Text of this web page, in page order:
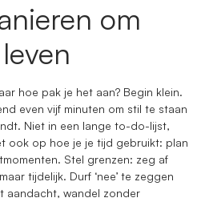
om
hoe pak je het aan? Begin klein.
even vijf minuten om stil te staan
Niet in een lange to-do-lijst,
ook op hoe je je tijd gebruikt: plan
Stel grenzen: zeg af
tijdelijk. Durf ‘nee’ te zeggen
aandacht, wandel zonder